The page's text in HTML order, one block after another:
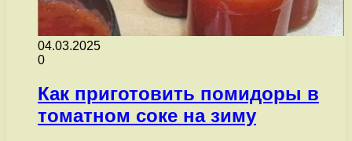
04.03.2025
0
Как приготовить помидоры в
томатном соке на зиму